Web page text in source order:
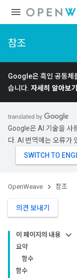
참조
Google은 흑인 공동체
습니다. 자세히 알아보기
Google은 AI 기술을 사
다. AI 번역에는 오류가
OpenWeave 참조
의견 보내기
이 페이지의 내용
요약
함수
함수